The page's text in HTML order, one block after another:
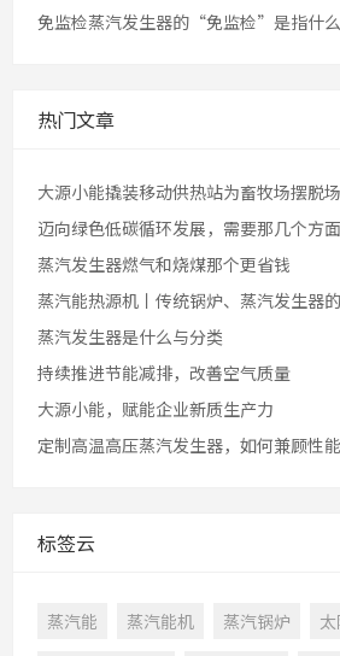
免监检蒸汽发生器的“免监检”是指什么
热门文章
大源小能撬装移动供热站为畜牧场摆脱
迈向绿色低碳循环发展，需要那几个方
蒸汽发生器燃气和烧煤那个更省钱
蒸汽能热源机丨传统锅炉、蒸汽发生器
蒸汽发生器是什么与分类
持续推进节能减排，改善空气质量
大源小能，赋能企业新质生产力
标签云
蒸汽能 蒸汽能机 蒸汽锅炉